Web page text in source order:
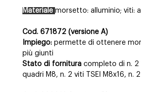
Materiale morsetto: alluminio; viti:
Cod. 671872 (versione A)
Impiego: permette di ottenere
più giunti
Stato di fornitura completo di n. 2
quadri M8, n. 2 viti TSEI M8x16, n.